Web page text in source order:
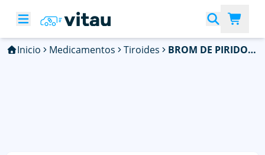
Inicio Medicamentos Tiroides BROM DE PIRIDOST 60MG 20TAB LGEN